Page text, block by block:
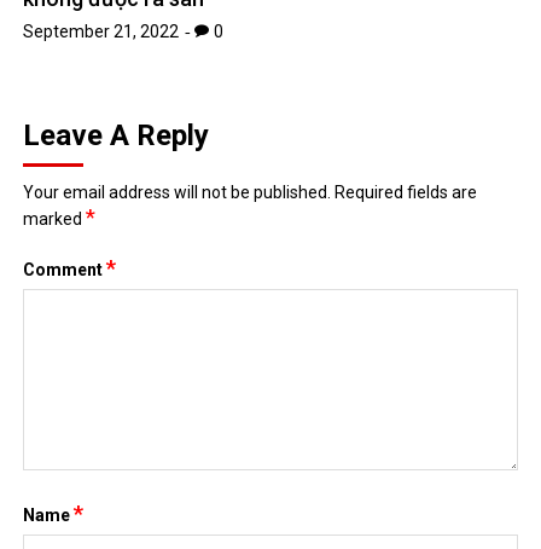
September 21, 2022 0
Leave A Reply
Your email address will not be published.
Required fields are
marked*
Comment*
Name*